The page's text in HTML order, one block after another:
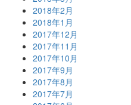
2018年2月
2018年1月
2017年12月
2017年11月
2017年10月
2017年9月
2017年8月
2017年7月